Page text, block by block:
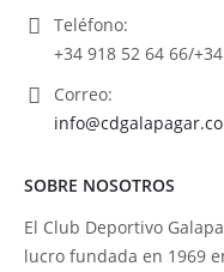
Teléfono:
+34 918 52 64 66/
Correo:
SOBRE NOSOTROS
El Club Deportivo
lucro fundada en 1969